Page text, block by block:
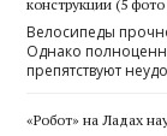
конструкции (5
Велосипеды
Однако
препятствуют
«Робот» на Ладах